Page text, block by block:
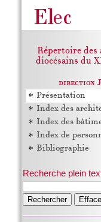
Répertoire des
diocésains du
direction
Présentation
Index des
Index des
Index de
Bibliographie
Recherche plein
Rechercher